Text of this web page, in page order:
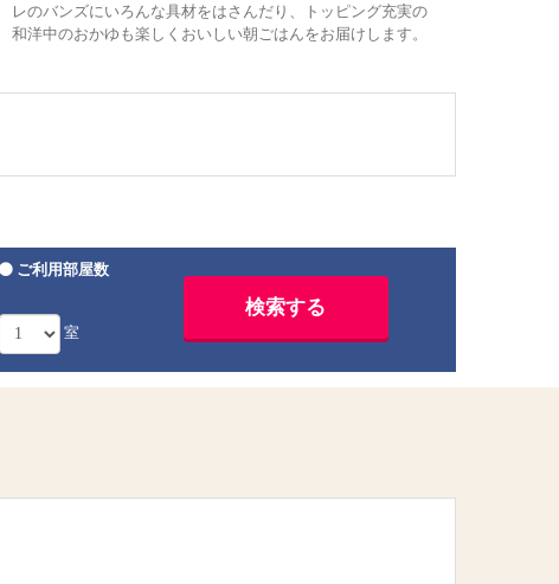
レのバンズにいろんな具材をはさんだり、トッピング充実の
和洋中のおかゆも楽しくおいしい朝ごはんをお届けします。
ご利用部屋数
室